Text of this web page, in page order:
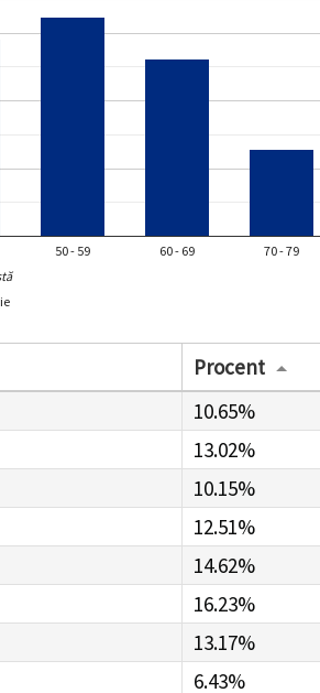
50 - 59 60 - 69 70 - 79
Procent
10.65%
13.02%
10.15%
12.51%
14.62%
16.23%
13.17%
6.43%